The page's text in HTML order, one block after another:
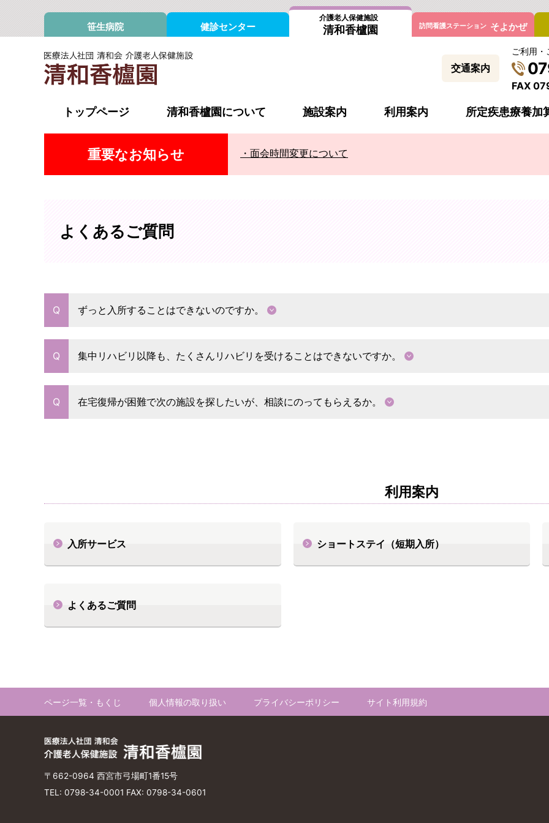
笹生病院 健診センター
介護老人保健施設
清和香櫨園 訪問看護ステーション そよかぜ
交通案内
ご利用・
FAX
トップページ 清和香櫨園について 施設案内 利用案内
入所サービス ショートステイ（短期入所）
所定疾患療養加
重要なお知らせ 面会時間変更について
よくあるご質問
ずっと入所することはできないのですか。
集中リハビリ以降も、たくさんリハビリを受けることはできないですか。
在宅復帰が困難で次の施設を探したいが、相談にのってもらえるか。
利用案内
入所サービス ショートステイ（短期入所）
よくあるご質問
ページ一覧・もくじ 個人情報の取り扱い プライバシーポリシー サイト利用規約
〒662-0964 西宮市弓場町1番15号
TEL: 0798-34-0001 FAX: 0798-34-0601